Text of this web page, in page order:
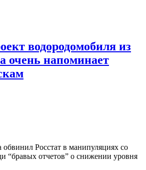
водородомобиля из
очень напоминает
обвинил Росстат в манипуляциях со
“бравых отчетов” о снижении уровня